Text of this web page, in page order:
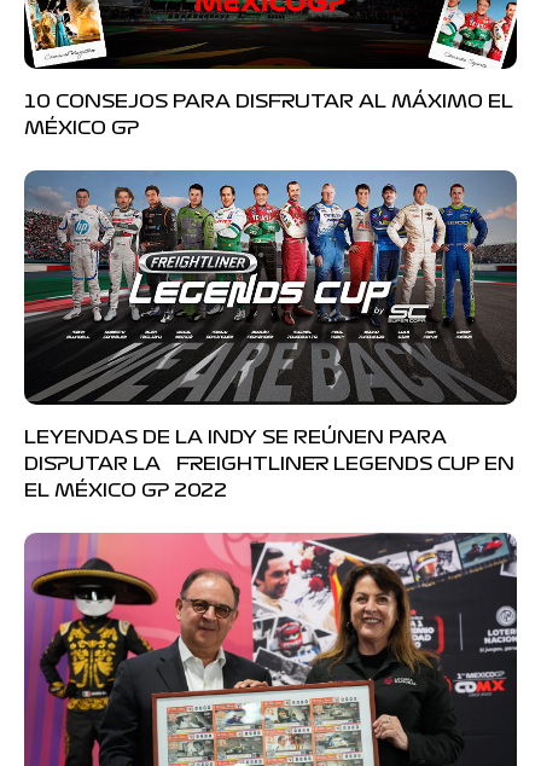
10 CONSEJOS PARA DISFRUTAR AL MÁXIMO EL
MÉXICO GP
LEYENDAS DE LA INDY SE REÚNEN PARA
DISPUTAR LA FREIGHTLINER LEGENDS CUP EN
EL MÉXICO GP 2022